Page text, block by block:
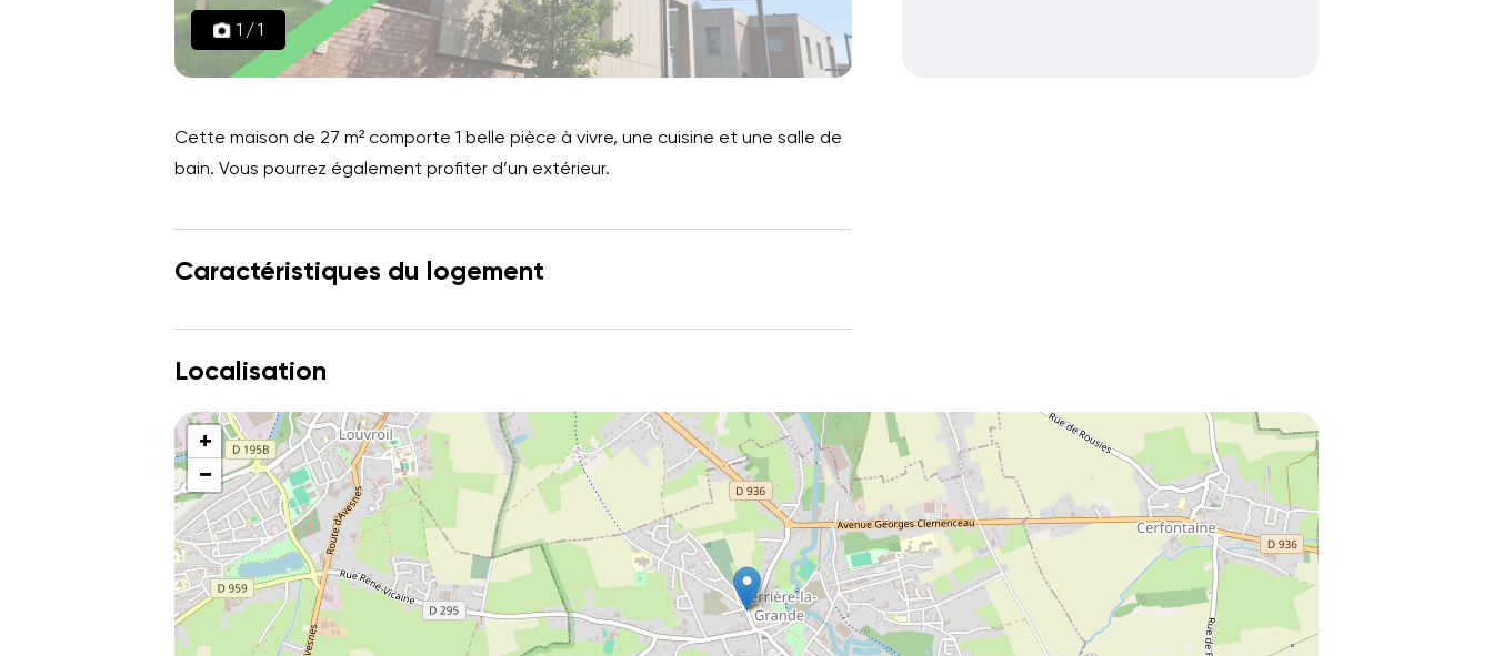
1 /1
Cette maison de 27 m² comporte 1 belle pièce à vivre, une cuisine et une salle de
bain. Vous pourrez également profiter d’un extérieur.
Caractéristiques du logement
Localisation
+
−